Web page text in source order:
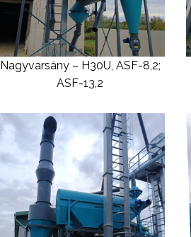
Nagyvarsány – H30U, ASF-8,2;
ASF-13,2